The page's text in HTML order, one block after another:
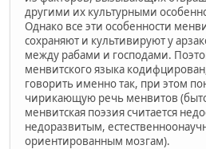
другими их культурными
Однако все эти особенности
сохраняют и культивируют у
между рабами и господами.
менвитского языка
говорить именно так, при этом
чирикающую речь менвитов
менвитская поэзия считается
недоразвитым,
ориентированным мозгам).